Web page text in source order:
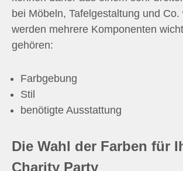
bei Möbeln, Tafelgestaltung und
werden mehrere Komponenten
gehören:
Farbgebung
Stil
benötigte Ausstattung
Die Wahl der Farben für
Charity Party